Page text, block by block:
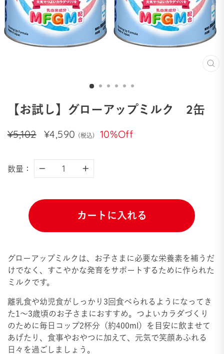
閉
【お試し】グローアップミルク 2缶
通
格
¥5,102
セ
価
格
¥4,590 (税込) 10%Off
数量 ：
− +
カートに入れる
グローアップミルクは、お子さまに必要な栄養素を補うだ
けでなく、すこやかな発育をサポートするために作られた
ミルクです。
離乳食や幼児食がしっかり3回食べられるようになってき
た1～3歳頃のお子さまにおすすめ。つよいカラダづくり
のために毎日コップ2杯分（約400ml）を目安に飲ませて
あげたり、食事やおやつに加えて、元気で笑顔あふれる
日々を過ごしましょう。